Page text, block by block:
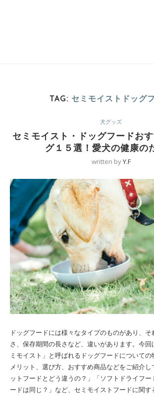
TAG: セミモイストドッグ
犬グッズ
セミモイスト・ドッグフードお
グ１５選！愛犬の健康の
written byY.F
ドッグフードには様々なタイプのものがあり、
さ、保存期間の長さなど、違いがあります。今
ミモイスト」と呼ばれるドッグフードについて
メリット、選び方、おすすめ商品などをご紹介し
ットフードとどう違うの？」「ソフトドライフ
ードは同じ？」など、セミモイストフードに関す